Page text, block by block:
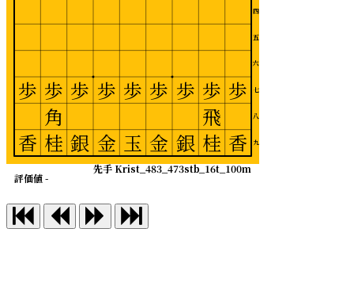
四
五
六
七
八
九
先手 Krist_483_473stb_16t_100m
評価値 -
歩
香
歩
飛
桂
歩
銀
歩
金
歩
玉
歩
金
歩
銀
歩
角
桂
歩
香